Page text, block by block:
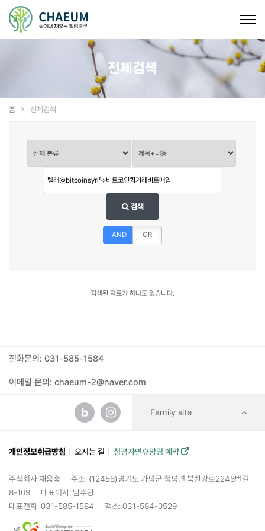
전체검색
홈 전체검색
검색
AND OR
검색된 자료가 하나도 없습니다.
전화문의: 031-585-1584
이메일 문의: chaeum-2@naver.com
b Family site
개인정보취급방침 오시는 길 청평자연휴양림 예약
주식회사 채움숲
주소: (12458)경기도 가평군 청평면 북한강로2246번길
8-109
대표이사: 남주광
대표전화: 031-585-1584
팩스: 031-584-0529